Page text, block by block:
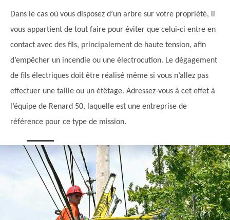
Dans le cas où vous disposez d’un arbre sur votre propriété, il
vous appartient de tout faire pour éviter que celui-ci entre en
contact avec des fils, principalement de haute tension, afin
d’empêcher un incendie ou une électrocution. Le dégagement
de fils électriques doit être réalisé même si vous n’allez pas
effectuer une taille ou un étêtage. Adressez-vous à cet effet à
l’équipe de Renard 50, laquelle est une entreprise de
référence pour ce type de mission.